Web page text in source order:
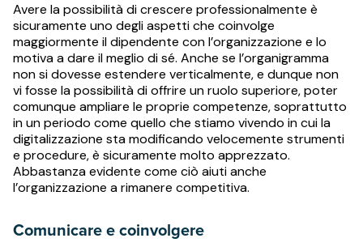
Avere la possibilità di crescere professionalmente è
sicuramente uno degli aspetti che coinvolge
maggiormente il dipendente con l’organizzazione e lo
motiva a dare il meglio di sé. Anche se l’organigramma
non si dovesse estendere verticalmente, e dunque non
vi fosse la possibilità di offrire un ruolo superiore, poter
comunque ampliare le proprie competenze, soprattutto
in un periodo come quello che stiamo vivendo in cui la
digitalizzazione sta modificando velocemente strumenti
e procedure, è sicuramente molto apprezzato.
Abbastanza evidente come ciò aiuti anche
l’organizzazione a rimanere competitiva.
Comunicare e coinvolgere